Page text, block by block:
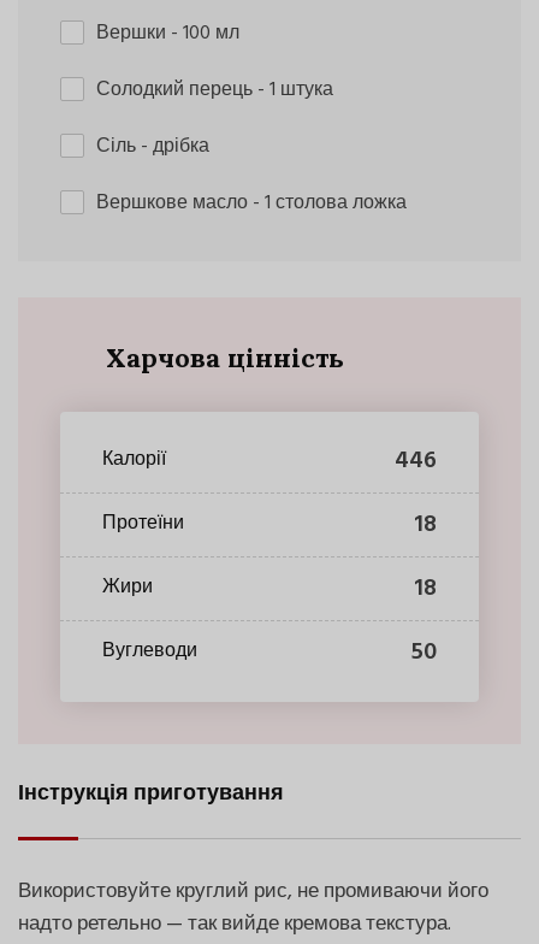
Вершки - 100 мл
Солодкий перець- 1 штука
Сіль- дрібка
Вершкове масло- 1 столова ложка
Харчова цінність
Калорії 446
Протеїни 18
Жири 18
Вуглеводи 50
Інструкція приготування
Використовуйте круглий рис, не промиваючи його
надто ретельно — так вийде кремова текстура.